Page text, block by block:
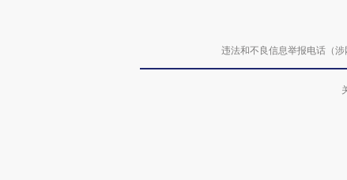
违法和不良信息举报电话（